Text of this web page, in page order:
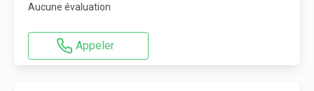
Aucune évaluation
Appeler